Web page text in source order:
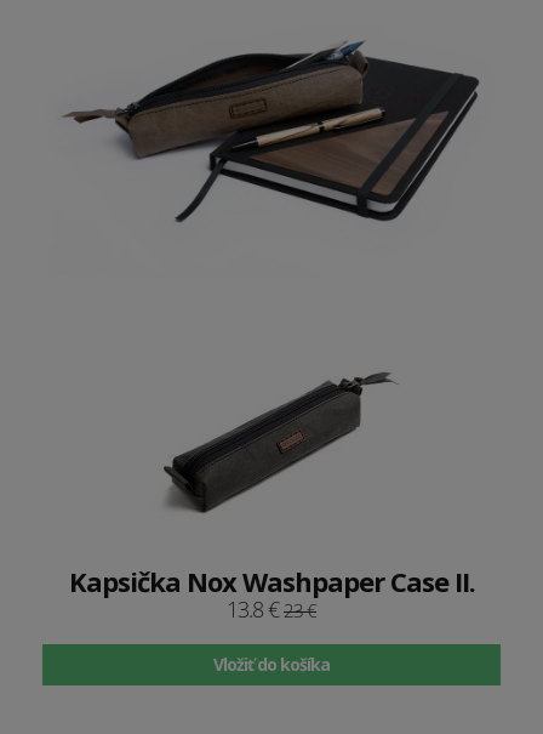
Kapsička Nox Washpaper Case II.
13.8 €23 €
Vložiť do košíka